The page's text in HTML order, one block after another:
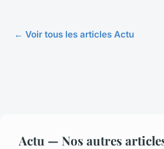
← Voir tous les articles Actu
Actu — Nos autres